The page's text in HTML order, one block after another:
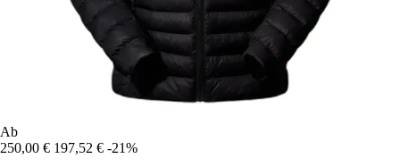
Ab
250,00 € 197,52 € -21%